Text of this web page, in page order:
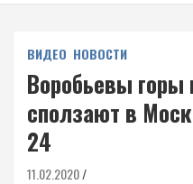
ВИДЕО НОВОСТИ
Воробьевы
сползают в
24
11.02.2020